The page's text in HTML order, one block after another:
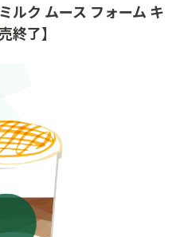
ルク ムース フォーム キ
終了】